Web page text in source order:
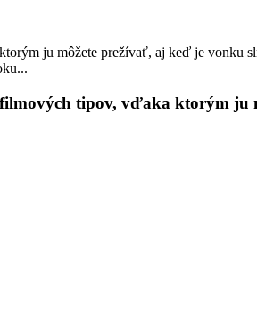
ju môžete prežívať, aj keď je vonku
tipov, vďaka ktorým ju